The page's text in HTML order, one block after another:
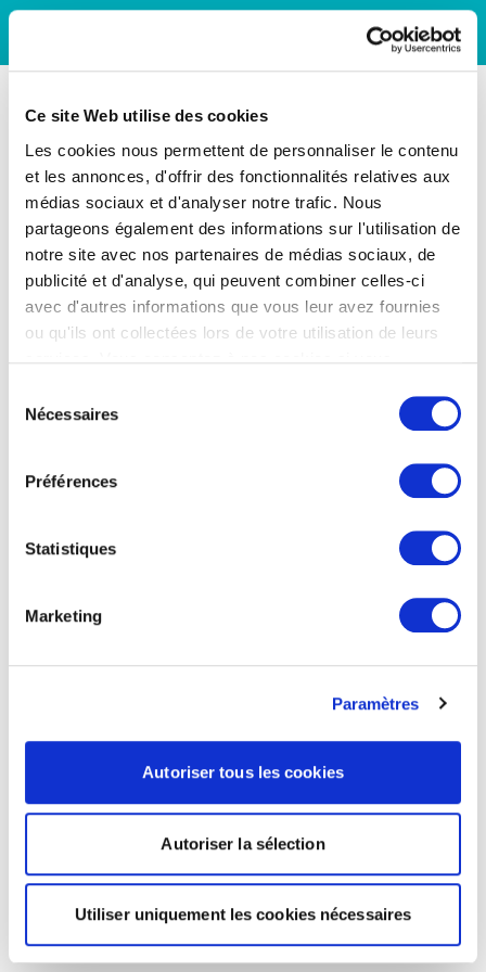
Ce site Web utilise des cookies
Les cookies nous permettent de personnaliser le contenu
et les annonces, d'offrir des fonctionnalités relatives aux
médias sociaux et d'analyser notre trafic. Nous
partageons également des informations sur l'utilisation de
notre site avec nos partenaires de médias sociaux, de
publicité et d'analyse, qui peuvent combiner celles-ci
avec d'autres informations que vous leur avez fournies
ou qu'ils ont collectées lors de votre utilisation de leurs
Nécessaires
Préférences
Statistiques
Marketing
Paramètres
Autoriser tous les cookies
Autoriser la sélection
Utiliser uniquement les cookies nécessaires